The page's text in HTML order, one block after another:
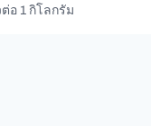
ต่อ 1 กิโลกรัม